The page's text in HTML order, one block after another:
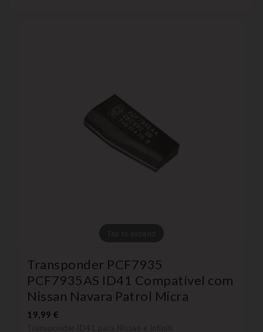
Transponder PCF7935
PCF7935AS ID41 Compatível com
Nissan Navara Patrol Micra
19,99 €